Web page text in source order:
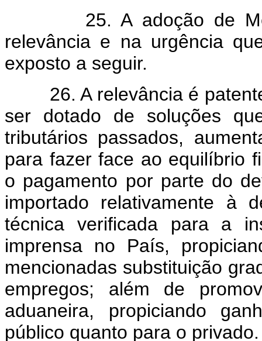
25. A adoção de
relevância e na urgência
exposto a seguir.
26. A relevância é
ser dotado de soluções
tributários passados,
para fazer face ao equilíbrio
o pagamento por parte do
importado relativamente à
técnica verificada para a
imprensa no País,
mencionadas substituição
empregos; além de
aduaneira, propiciando
público quanto para o privado.